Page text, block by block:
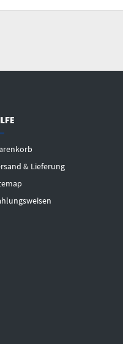
& Lieferung